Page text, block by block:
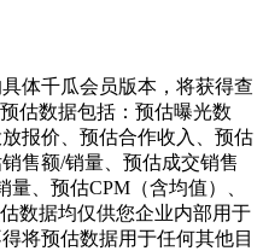
体千瓜会员版本，将获得查
估数据包括：预估曝光数
报价、预估合作收入、预估
售额/销量、预估成交销售
、预估CPM（含均值）、
数据均仅供您企业内部用于
将预估数据用于任何其他目